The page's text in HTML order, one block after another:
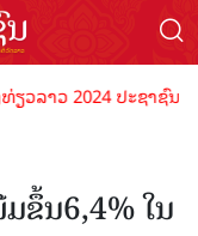
ວລາວ 2024 ປະຊາຊົນ
ຂຶ້ນ6,4% ໃນ